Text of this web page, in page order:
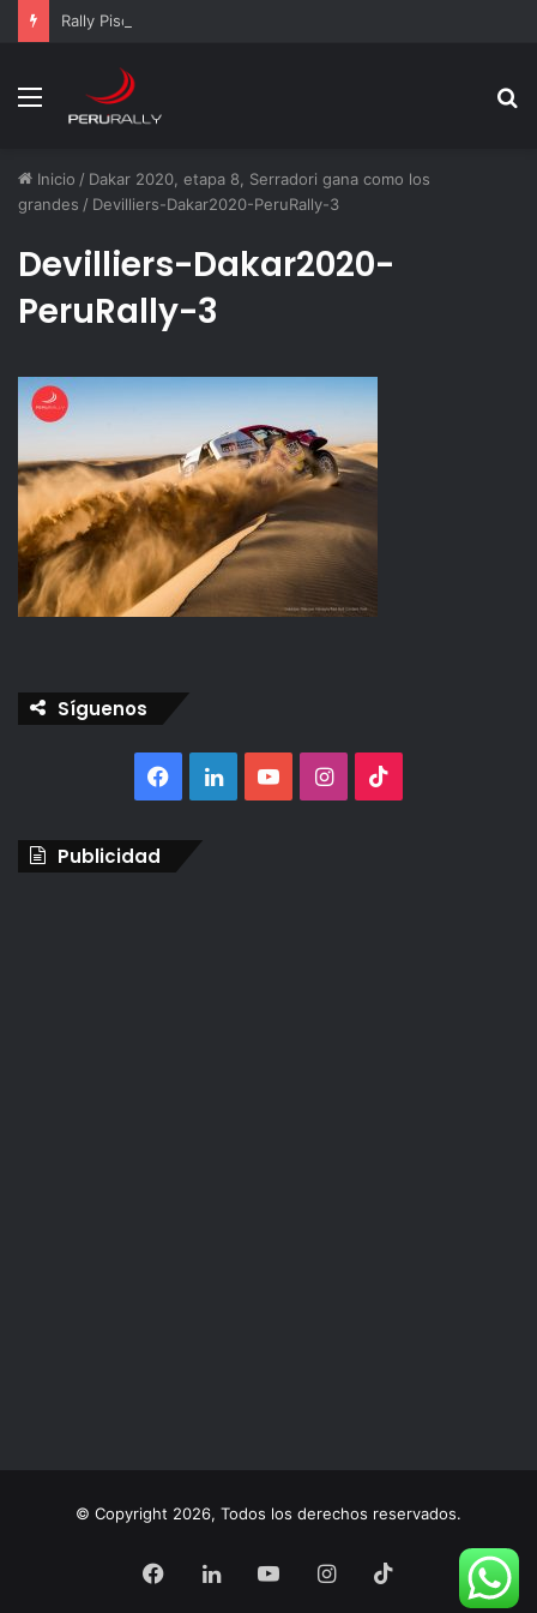
Rally Pisco 2026: todo listo para la gran final del RallyACP
Menú
Inicio / Dakar 2020, etapa 8, Serradori gana como los
grandes / Devilliers-Dakar2020-PeruRally-3
Devilliers-Dakar2020-
PeruRally-3
Síguenos
Facebook
LinkedInYouTubeInstagram
Publicidad
© Copyright 2026, Todos los derechos reservados.
Facebook
LinkedInYouTubeInstagram